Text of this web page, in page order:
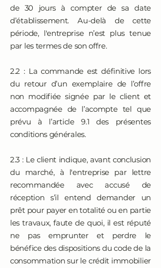
de 30 jours à compter de sa date
d’établissement. Au-delà de cette
période, l'entreprise n’est plus tenue
par les termes de son offre.
2.2 : La commande est définitive lors
du retour d’un exemplaire de l’offre
non modifiée signée par le client et
accompagnée de l’acompte tel que
prévu à l’article 9.1 des présentes
conditions générales.
2.3 : Le client indique, avant conclusion
du marché, à l'entreprise par lettre
recommandée avec accusé de
réception s’il entend demander un
prêt pour payer en totalité ou en partie
les travaux, faute de quoi, il est réputé
ne pas emprunter et perdre le
bénéfice des dispositions du code de la
consommation sur le crédit immobilier